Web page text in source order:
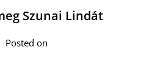
Szunai Lindát
Posted on